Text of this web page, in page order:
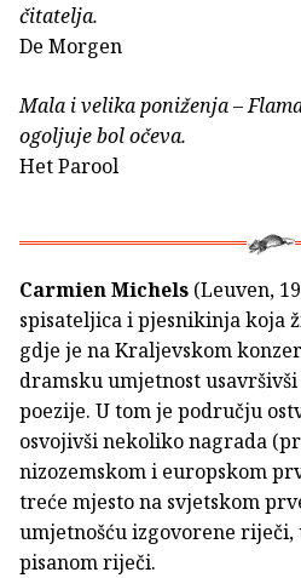
čitatelja.
De Morgen
Mala i velika poniženja –
ogoljuje bol očeva.
Het Parool
Carmien Michels (Leuven,
spisateljica i pjesnikinja koja
gdje je na Kraljevskom
dramsku umjetnost
poezije. U tom je području
osvojivši nekoliko nagrada
nizozemskom i europskom
treće mjesto na svjetskom
umjetnošću izgovorene riječi,
pisanom riječi.